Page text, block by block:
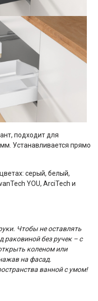
подходит для
Устанавливается прямо
серый, белый,
YOU, ArciTech и
Чтобы не оставлять
раковиной без ручек – с
коленом или
на фасад.
ванной с умом!